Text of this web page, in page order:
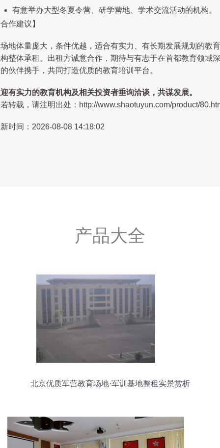
有意举办大型冬夏令营、研学营地、学术交流活动的机构。
作建议】
地体量庞大，条件优越，适合有实力、有长期发展规划的教育
整体承租。出租方诚意合作，期待与有志于在首都教育领域深
伙伴携手，共同打造优质的教育培训平台。
有实力的教育机构及相关投资者垂询洽谈，共谋发展。
转载，请注明出处：http://www.shaotuyun.com/product/
时间：2026-08-08 14:18:02
产品大全
北京优质军营教育场地·军训基地整租实景赏析